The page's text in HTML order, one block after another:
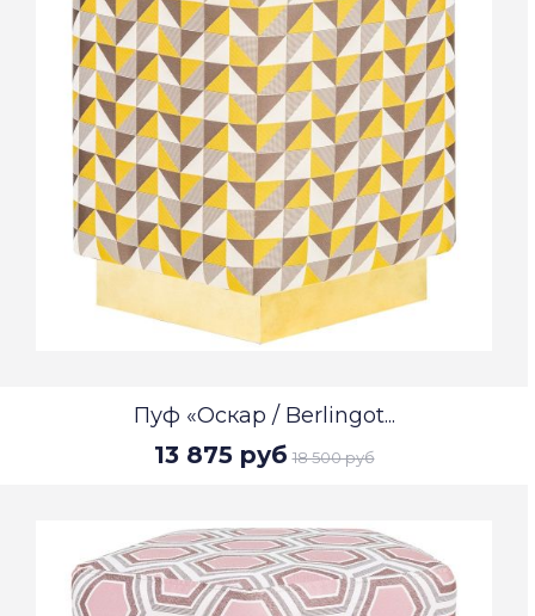
Пуф «Оскар / Berlingot...
13 875 руб 18 500 руб